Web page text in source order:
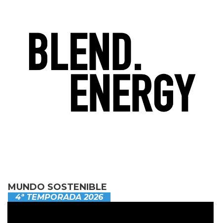
MUNDO SOSTENIBLE
4ª TEMPORADA 2026